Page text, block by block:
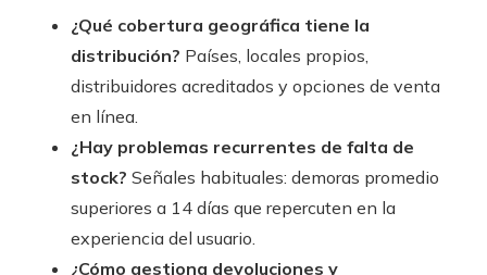
¿Qué cobertura geográfica tiene la
distribución? Países, locales propios,
distribuidores acreditados y opciones de venta
en línea.
¿Hay problemas recurrentes de falta de
stock? Señales habituales: demoras promedio
superiores a 14 días que repercuten en la
experiencia del usuario.
¿Cómo gestiona devoluciones y